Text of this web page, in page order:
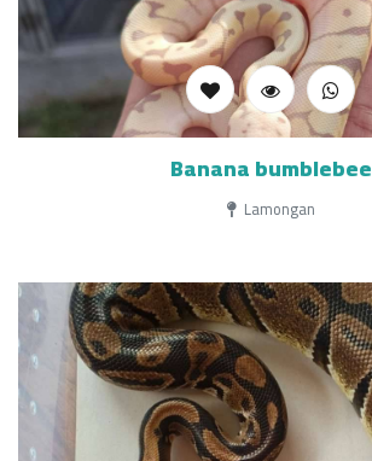
Banana bumblebee
Lamongan